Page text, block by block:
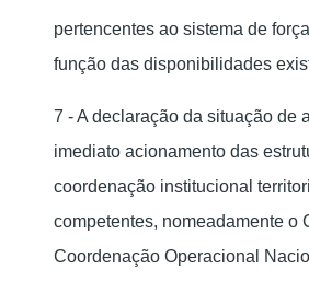
pertencentes ao sistema de
função das disponibilidades
7 - A declaração da situação de
imediato acionamento das
coordenação institucional
competentes, nomeadamente o
Coordenação Operacional